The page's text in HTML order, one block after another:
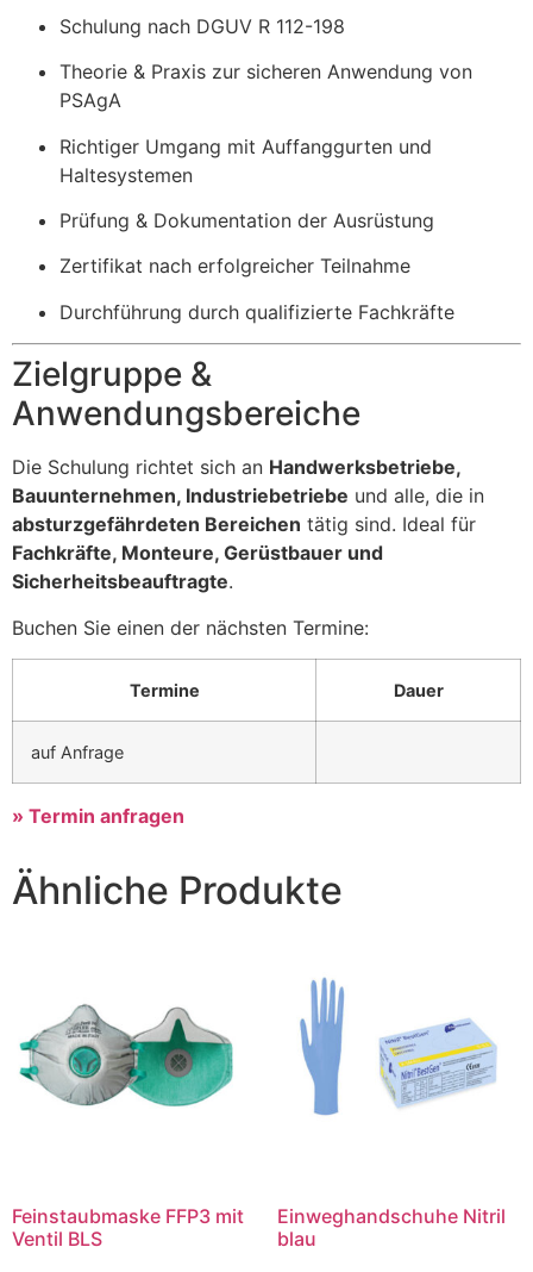
Schulung nach DGUV R 112-198
Theorie & Praxis zur sicheren Anwendung von
PSAgA
Richtiger Umgang mit Auffanggurten und
Haltesystemen
Prüfung & Dokumentation der Ausrüstung
Zertifikat nach erfolgreicher Teilnahme
Durchführung durch qualifizierte Fachkräfte
Zielgruppe &
Anwendungsbereiche
Die Schulung richtet sich an Handwerksbetriebe,
Bauunternehmen, Industriebetriebe und alle, die in
absturzgefährdeten Bereichen tätig sind. Ideal für
Fachkräfte, Monteure, Gerüstbauer und
Sicherheitsbeauftragte.
Buchen Sie einen der nächsten Termine:
Termine Dauer
auf Anfrage
» Termin anfragen
Ähnliche Produkte
Feinstaubmaske FFP3 mit
Ventil BLS
Einweghandschuhe Nitril
blau